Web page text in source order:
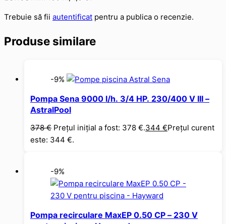
Trebuie să fii autentificat pentru a publica o recenzie.
Produse similare
-9%
Pompa Sena 9000 l/h. 3/4 HP. 230/400 V III –
AstralPool
378€ Prețul inițial a fost: 378 €.344 €Prețul curent
este: 344 €.
-9%
Pompa recirculare MaxEP 0.50 CP – 230 V